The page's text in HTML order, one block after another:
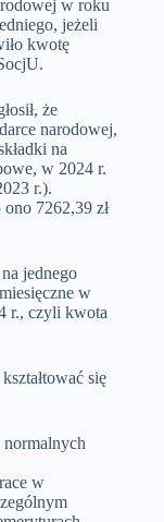
w roku
jeżeli
kwotę
że
narodowej,
na
w 2024 r.
r.).
7262,39 zł
jednego
w
r., czyli kwota
się
w